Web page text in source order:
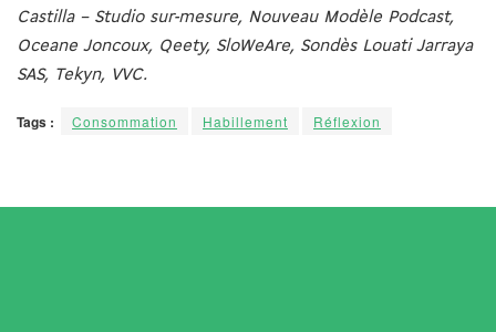
Castilla – Studio sur-mesure, Nouveau Modèle Podcast,
Oceane Joncoux, Qeety, SloWeAre, Sondès Louati Jarraya
SAS, Tekyn, VVC.
Tags : Consommation Habillement Réflexion